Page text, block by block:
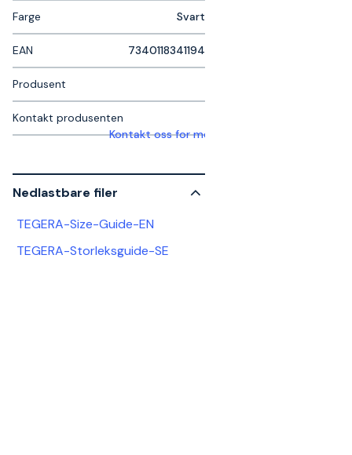
Farge Svart
EAN 7340118341194
Produsent
Kontakt produsenten
Kontakt oss for mer informasjon
Nedlastbare filer
TEGERA-Size-Guide-EN
TEGERA-Storleksguide-SE